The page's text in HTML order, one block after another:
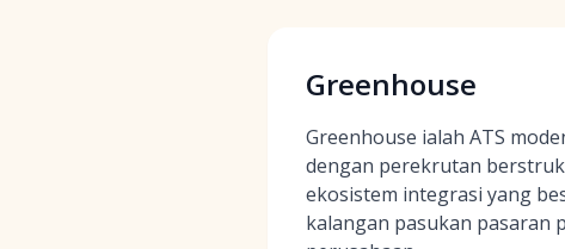
Greenhouse
Greenhouse ialah ATS
dengan perekrutan
ekosistem integrasi yang
kalangan pasukan pasaran